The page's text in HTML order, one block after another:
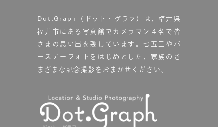
Dot.Graph（ドット・グラフ）は、福井県
福井市にある写真館で カメラマン４名で皆
さまの思い出を残しています。七五三やバ
ースデーフォトをはじめとした、家族のさ
まざまな記念撮影をおまかせください。